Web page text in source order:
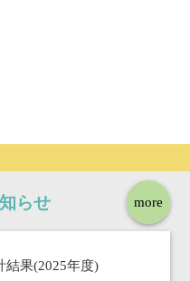
more
らせ
結果(2025年度)